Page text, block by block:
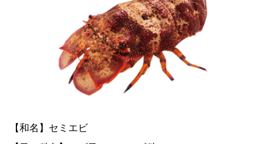
【和名】セミエビ